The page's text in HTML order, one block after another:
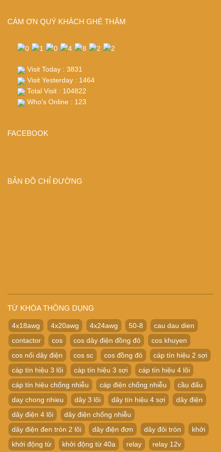
CÁM ƠN QUÝ KHÁCH GHÉ THĂM
Visit Today : 3831
Visit Yesterday : 1464
Total Visit : 104822
Who's Online : 123
FACEBOOK
BẢN ĐỒ CHỈ ĐƯỜNG
TỪ KHÓA THÔNG DỤNG
4x18awg 4x20awg 4x24awg 50-8
cau dau dien
contactor
cos cos dây điện đồng đỏ
cos khuyen
cos nối dây điện
cos sc cos đồng đỏ
cáp tín hiệu 2 sợi
cáp tín hiệu 3 lõi
cáp tín hiệu 3 sợi
cáp tín hiệu 4 lõi
cáp tín hiệu chống nhiễu
cáp điện chống nhiễu
cầu đấu
day chong nhieu
dây 3 lõi dây tín hiệu 4 sợi
dây điện
dây điện 4 lõi
dây điện chống nhiễu
dây điện đen tròn 2 lõi
dây điện đơn dây đôi tròn
khởi
khởi động từ
khởi động từ 40a relay relay 12v